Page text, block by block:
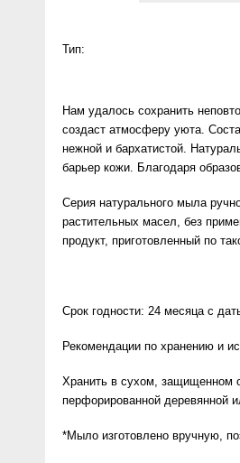
Happy Dew
Enjoy Care
Green Minds
Тип:
Нам удалось сохранить
создаст атмосферу уюта.
нежной и бархатистой.
барьер кожи. Благодаря
Серия натурального мыла
растительных масел, без
продукт, приготовленный по
Срок годности: 24 месяца с
Рекомендации по хранению и
Хранить в сухом, защищенном
перфорированной деревянной
*Мыло изготовлено вручную,